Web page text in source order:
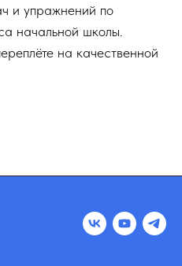
и упражнений по
начальной школы.
на качественной